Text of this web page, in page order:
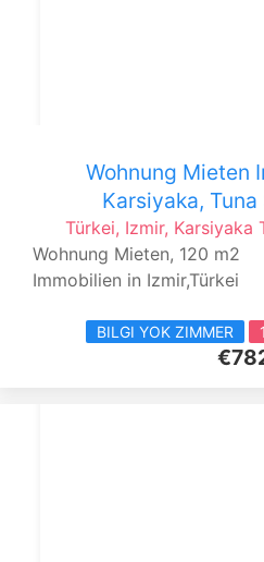
Wohnung Mieten
Karsiyaka, Tuna
Türkei, Izmir, Karsiyaka
Wohnung Mieten, 120 m2
Immobilien in Izmir,Türkei
BILGI YOK ZIMMER